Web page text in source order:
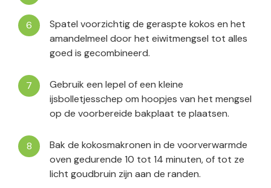
Spatel voorzichtig de geraspte kokos en het
amandelmeel door het eiwitmengsel tot alles
goed is gecombineerd.
Gebruik een lepel of een kleine
ijsbolletjesschep om hoopjes van het mengsel
op de voorbereide bakplaat te plaatsen.
Bak de kokosmakronen in de voorverwarmde
oven gedurende 10 tot 14 minuten, of tot ze
licht goudbruin zijn aan de randen.